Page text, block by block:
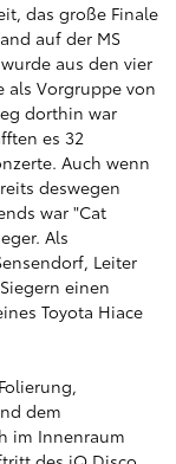
das große Finale
auf der MS
aus den vier
als Vorgruppe von
dorthin war
es 32
Auch wenn
deswegen
war "Cat
Als
Leiter
einen
Toyota Hiace
dem
im Innenraum